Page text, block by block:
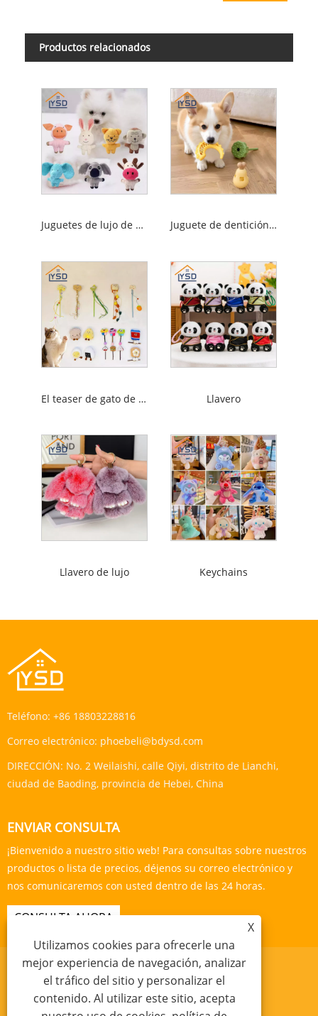
Productos relacionados
Juguetes de lujo de mascotas Juguete de dentición de mascota
El teaser de gato de juguete gato Llavero
Llavero de lujo Keychains
Teléfono: +86 18803228816
Correo electrónico: phoebeli@bdysd.com
DIRECCIÓN: No. 2 Weilaishi, calle Qiyi, distrito de Lianchi,
ciudad de Baoding, provincia de Hebei, China
ENVIAR CONSULTA
¡Bienvenido a nuestro sitio web! Para consultas sobre nuestros
productos o lista de precios, déjenos su correo electrónico y
nos comunicaremos con usted dentro de las 24 horas.
CONSULTA AHORA
Sitemap política de privacidad
X
Utilizamos cookies para ofrecerle una
mejor experiencia de navegación, analizar
el tráfico del sitio y personalizar el
contenido. Al utilizar este sitio, acepta